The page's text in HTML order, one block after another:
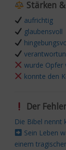
Stärken
aufrichtig
glaubensvoll
wurde Opfer
konnte den
Der
Die Bibel nennt
Sein Leben
einem